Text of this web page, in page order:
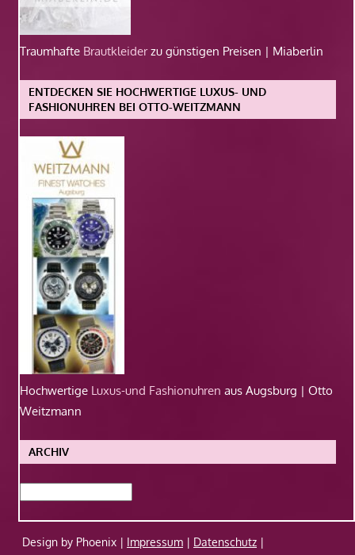
Traumhafte Brautkleiderzu günstigen Preisen | Miaberlin
ENTDECKEN SIE HOCHWERTIGE LUXUS- UND
FASHIONUHREN BEI OTTO-WEITZMANN
Hochwertige Luxus-und Fashionuhren aus Augsburg | Otto
Weitzmann
ARCHIV
Design by Phoenix | Impressum | Datenschutz |